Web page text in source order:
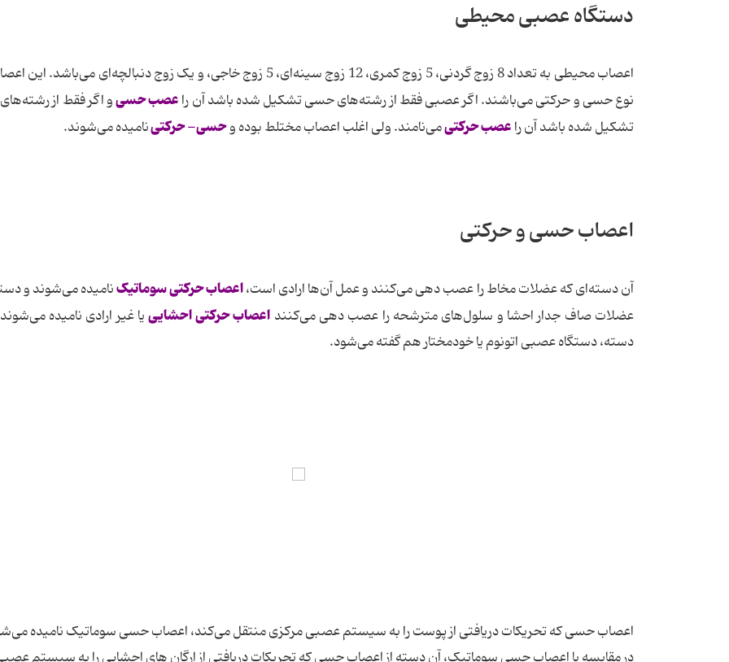
دستگاه عصبی محیطی
اعصاب محیطی به تعداد 8 زوج گردنی، 5 زوج کمری، 12 زوج سینه‌ای، 5 زوج خاجی، و یک زوج دنبالچه‌ای
نوع حسی و حرکتی می‌باشند. اگر عصبی فقط از رشته‌های حسی تشکیل شده باشد آن راعصب حسیو اگر فقط از
تشکیل شده باشد آن راعصب حرکتیمی‌نامند. ولی اغلب اعصاب مختلط بوده وحسی- حرکتینامیده می‌شوند.
اعصاب حسی و حرکتی
آن دسته‌ای که عضلات مخاط را عصب دهی می‌کنند و عمل آن‌ها ارادی است،اعصاب حرکتی سوماتیکنامیده می‌شوند و
عضلات صاف جدار احشا و سلول‌های مترشحه را عصب دهی می‌کنند اعصاب حرکتی احشایییا غیر ارادی نامیده
دسته، دستگاه عصبی اتونوم یا خودمختار هم گفته می‌شود.
اعصاب حسی که تحریکات دریافتی از پوست را به سیستم عصبی مرکزی منتقل می‌کند، اعصاب حسی سوماتیک نامیده